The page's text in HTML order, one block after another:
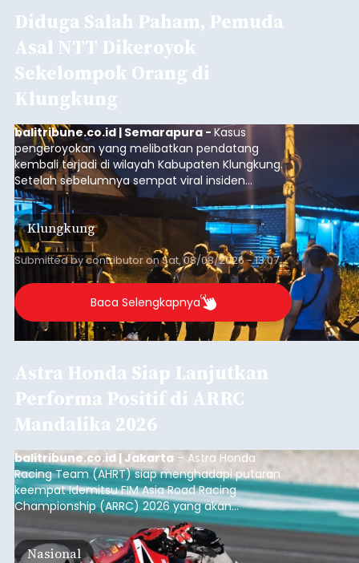
Diduga Salah Paham, Pemuda
Asal NTT Dikeroyok
Sekelompok Orang di
Klungkung
balitribune.co.id | Semarapura -Kasus
pengeroyokan yang melibatkan pendatang
kembali terjadi di wilayah Kabupaten Klungkung.
Setelah sebelumnya sempat viral insiden
keributan di barat Pasar Galiran, peristiwa serupa
kini menimpa seorang pemuda asal Kabupaten
Sumba Barat Daya (SBD), Nusa Tenggara Timur
(NTT).
Klungkung
Submitted bycontributoronSat, 08/08/2026 - 13:07
Baca Selengkapnya
Astra Honda Siap Lanjutkan
Performa Positif di ARRC
Mandalika 2026
balitribune.co.id | Jakarta – Astra Honda
Racing Team (AHRT) siap menghadapi putaran
keempat Idemitsu FIM Asia Road Racing
Championship (ARRC) 2026 yang akan
berlangsung di Pertamina Mandalika
International Circuit, Lombok, Nusa Tenggara
Barat, pada 7–9 Agustus 2026.
Nasional